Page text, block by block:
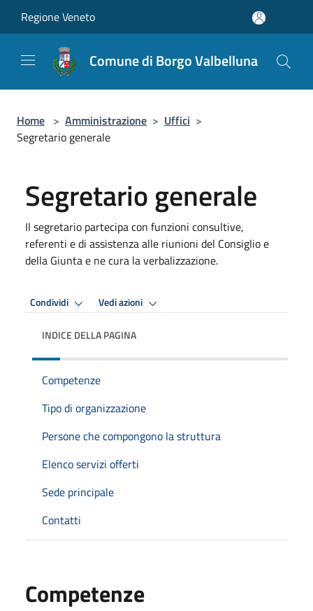
Regione Veneto
Comune di Borgo Valbelluna
Home > Amministrazione > Uffici >
Segretario generale
Segretario generale
Il segretario partecipa con funzioni consultive,
referenti e di assistenza alle riunioni del Consiglio e
della Giunta e ne cura la verbalizzazione.
Condividi Vedi azioni
INDICE DELLA PAGINA
Competenze
Tipo di organizzazione
Persone che compongono la struttura
Elenco servizi offerti
Sede principale
Contatti
Competenze